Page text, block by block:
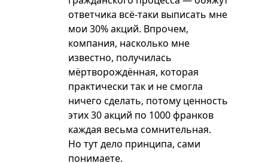
ответчика всё-таки выписать мне
мои 30% акций. Впрочем,
компания, насколько мне
известно, получилась
мёртворождённая, которая
практически так и не смогла
ничего сделать, потому ценность
этих 30 акций по 1000 франков
каждая весьма сомнительная.
Но тут дело принципа, сами
понимаете.